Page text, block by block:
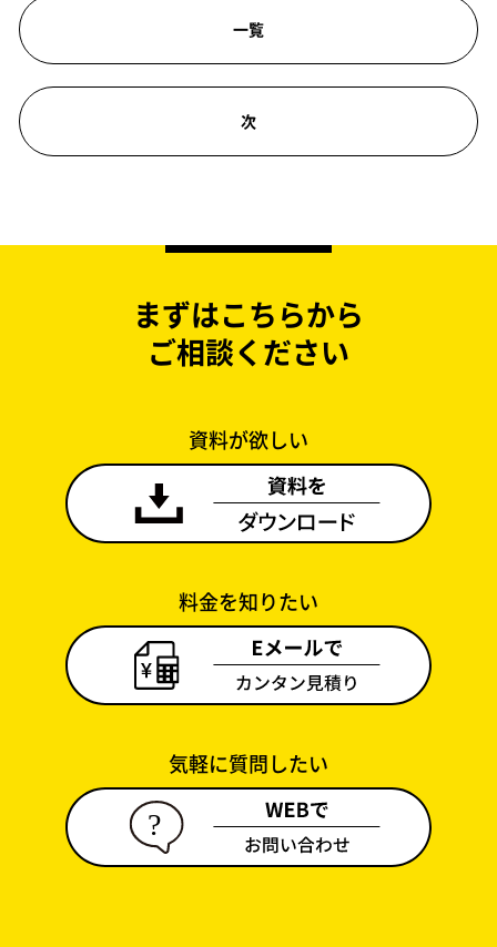
一覧
次
まずはこちらから
ご相談ください
資料が欲しい
料金を知りたい
気軽に質問したい